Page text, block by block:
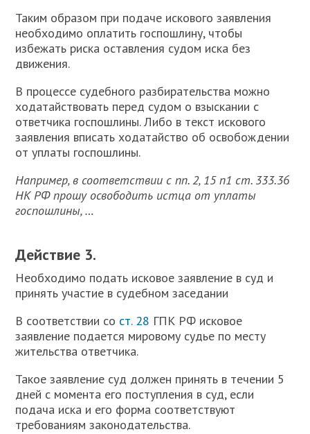
Таким образом при подаче искового заявления
необходимо оплатить госпошлину, чтобы
избежать риска оставления судом иска без
движения.
В процессе судебного разбирательства можно
ходатайствовать перед судом о взыскании с
ответчика госпошлины. Либо в текст искового
заявления вписать ходатайство об освобождении
от уплаты госпошлины.
Например, в соответствии с пп. 2, 15 п1 ст. 333.36
НК РФ прошу освободить истца от уплаты
госпошлины, …
Действие 3.
Необходимо подать исковое заявление в суд и
принять участие в судебном заседании
В соответствии со ст. 28 ГПК РФ исковое
заявление подается мировому судье по месту
жительства ответчика.
Такое заявление суд должен принять в течении 5
дней с момента его поступления в суд, если
подача иска и его форма соответствуют
требованиям законодательства.